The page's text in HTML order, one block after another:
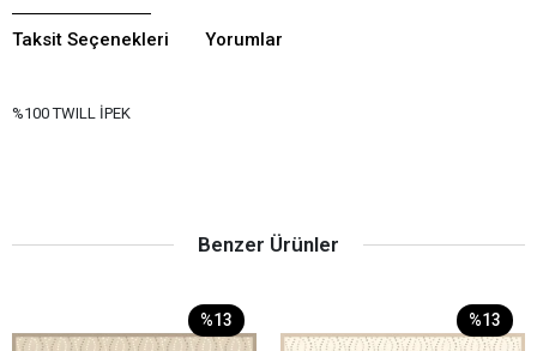
Taksit Seçenekleri Yorumlar
%100 TWILL İPEK
Benzer Ürünler
%13 %13